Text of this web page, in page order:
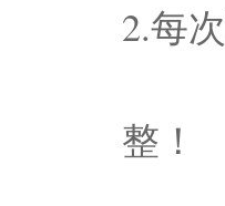
2.每
整！